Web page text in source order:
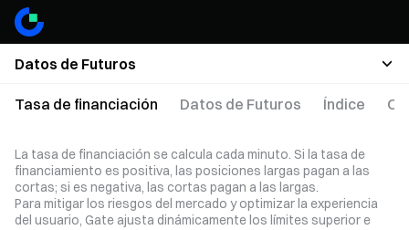
Datos de Futuros
Tasa de financiación Datos de Futuros Índice
La tasa de financiación se calcula cada minuto. Si la tasa de
financiamiento es positiva, las posiciones largas pagan a las
cortas; si es negativa, las cortas pagan a las largas.
Para mitigar los riesgos del mercado y optimizar la experiencia
del usuario, Gate ajusta dinámicamente los límites superior e